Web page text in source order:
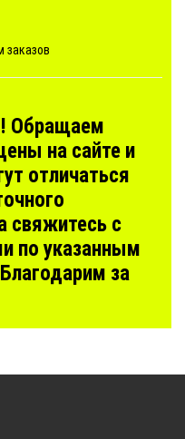
заказов
Обращаем
на сайте и
отличаться
свяжитесь с
по указанным
за